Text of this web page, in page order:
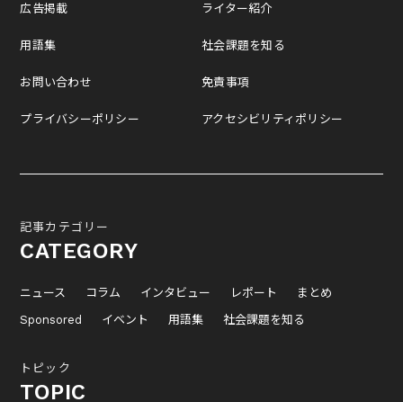
広告掲載
用語集
お問い合わせ
プライバシーポリシー
ライター紹介
社会課題を知る
免責事項
アクセシビリティポリシー
記事カテゴリー
CATEGORY
ニュース コラム インタビュー レポート
まとめ
Sponsored
イベント 用語集 社会課題を知る
トピック
TOPIC